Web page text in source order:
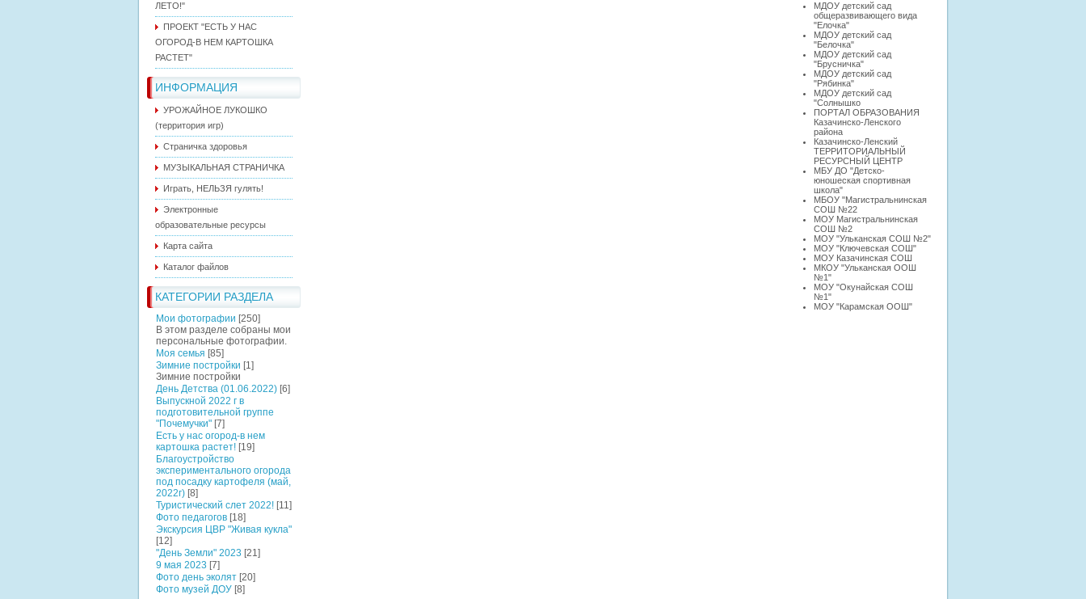
ЛЕТО!"
ПРОЕКТ "ЕСТЬ У НАС
ОГОРОД-В НЕМ КАРТОШКА
РАСТЕТ"
ИНФОРМАЦИЯ
УРОЖАЙНОЕ ЛУКОШКО
(территория игр)
Страничка здоровья
МУЗЫКАЛЬНАЯ СТРАНИЧКА
Играть, НЕЛЬЗЯ гулять!
Электронные
образовательные ресурсы
Карта сайта
Каталог файлов
КАТЕГОРИИ РАЗДЕЛА
Мои фотографии [250]
В этом разделе собраны мои
персональные фотографии.
Моя семья [85]
Зимние постройки [1]
Зимние постройки
День Детства (01.06.2022) [6]
Выпускной 2022 г в
подготовительной группе
"Почемучки" [7]
Есть у нас огород-в нем
картошка растет! [19]
Благоустройство
экспериментального огорода
под посадку картофеля (май,
2022г) [8]
Туристический слет 2022! [11]
Фото педагогов [18]
Экскурсия ЦВР "Живая кукла"
[12]
"День Земли" 2023 [21]
9 мая 2023 [7]
Фото день эколят [20]
Фото музей ДОУ [8]
МДОУ детский сад
общеразвивающего вида
"Елочка"
МДОУ детский сад
"Белочка"
МДОУ детский сад
"Брусничка"
МДОУ детский сад
"Рябинка"
МДОУ детский сад
"Солнышко
ПОРТАЛ ОБРАЗОВАНИЯ
Казачинско-Ленского
района
Казачинско-Ленский
ТЕРРИТОРИАЛЬНЫЙ
РЕСУРСНЫЙ ЦЕНТР
МБУ ДО "Детско-
юношеская спортивная
школа"
МБОУ "Магистральнинская
СОШ №22
МОУ Магистральнинская
СОШ №2
МОУ "Ульканская СОШ №2"
МОУ "Ключевская СОШ"
МОУ Казачинская СОШ
МКОУ "Ульканская ООШ
№1"
МОУ "Окунайская СОШ
№1"
МОУ "Карамская ООШ"